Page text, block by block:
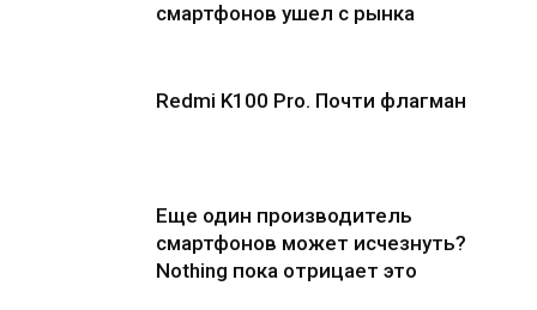
смартфонов ушел с рынка
Redmi K100 Pro. Почти флагман
Еще один производитель
смартфонов может исчезнуть?
Nothing пока отрицает это